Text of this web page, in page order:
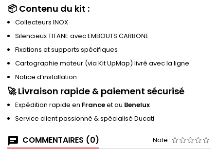
📦 Contenu du kit :
Collecteurs INOX
Silencieux TITANE avec EMBOUTS CARBONE
Fixations et supports spécifiques
Cartographie moteur (via Kit UpMap) livré avec la ligne
Notice d’installation
🚀Livraison rapide & paiement sécurisé
Expédition rapide en Franceet au Benelux
Service client passionné & spécialisé Ducati
COMMENTAIRES (0) Note